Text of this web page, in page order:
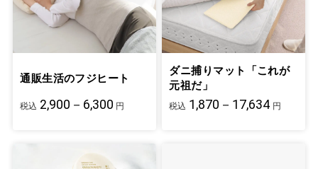
通販生活のフジヒート
税込 2,900－6,300 円
ダニ捕りマット「これが
元祖だ」
税込 1,870－17,634 円